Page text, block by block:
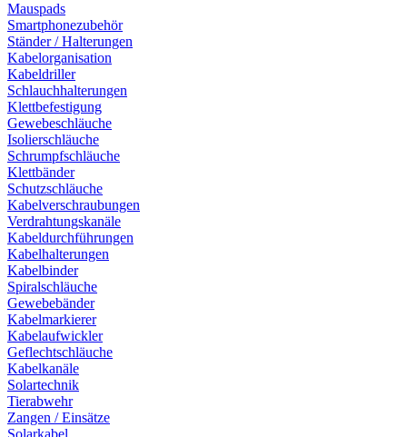
Mauspads
Smartphonezubehör
Ständer / Halterungen
Kabelorganisation
Kabeldriller
Schlauchhalterungen
Klettbefestigung
Gewebeschläuche
Isolierschläuche
Schrumpfschläuche
Klettbänder
Schutzschläuche
Kabelverschraubungen
Verdrahtungskanäle
Kabeldurchführungen
Kabelhalterungen
Kabelbinder
Spiralschläuche
Gewebebänder
Kabelmarkierer
Kabelaufwickler
Geflechtschläuche
Kabelkanäle
Solartechnik
Tierabwehr
Zangen / Einsätze
Solarkabel